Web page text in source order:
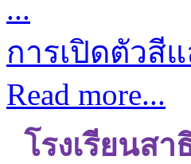
การเปิดตัวสี
Read more...
โรงเรียนส